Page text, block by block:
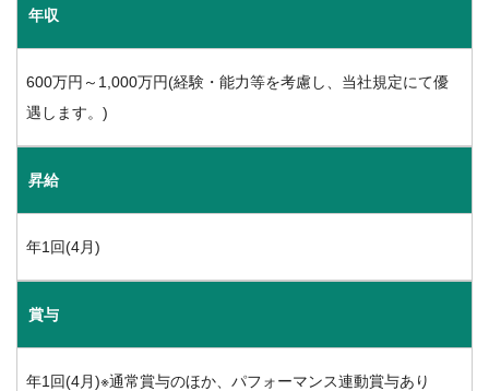
年収
600万円～1,000万円(経験・能力等を考慮し、当社規定にて優
遇します。)
昇給
年1回(4月)
賞与
年1回(4月)※通常賞与のほか、パフォーマンス連動賞与あり